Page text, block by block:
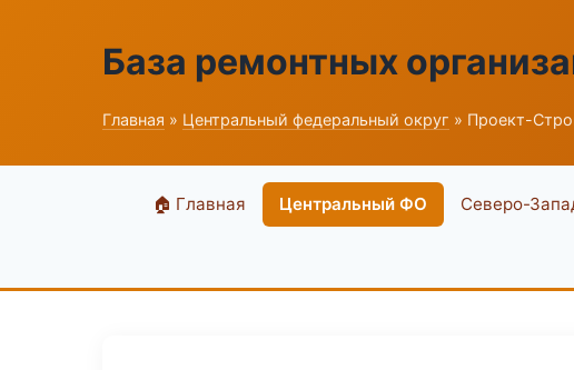
База ремонтных
Главная » Центральный федеральный округ » Проект-
🏠 Главная Центральный ФО Северо-